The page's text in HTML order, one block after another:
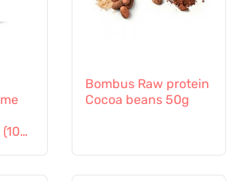
Bombus Raw protein
Cocoa beans 50g